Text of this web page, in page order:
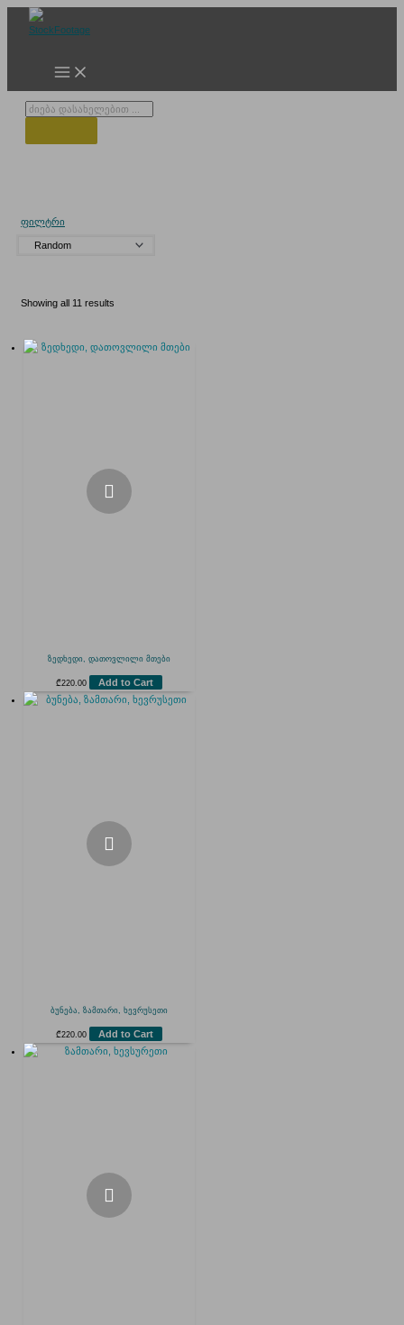
Products
ფილტრი
Showing all 11 results
ზედხედი, დათოვლილი მთები
₾220.00 Add to Cart
ბუნება, ზამთარი, ხევრუსეთი
₾220.00 Add to Cart